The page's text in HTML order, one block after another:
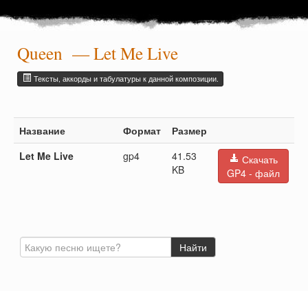
Queen — Let Me Live
Тексты, аккорды и табулатуры к данной композиции.
Название Формат
Размер
Let Me Live
gp4
41.53
KB
Скачать
GP4 - файл